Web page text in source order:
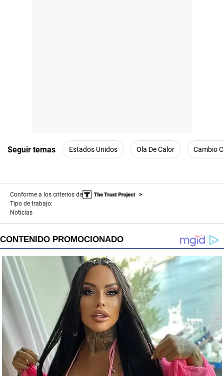
Seguir temas Estados Unidos Ola De Calor Cambio
Conforme a los criterios de
Tipo de trabajo:
Noticias